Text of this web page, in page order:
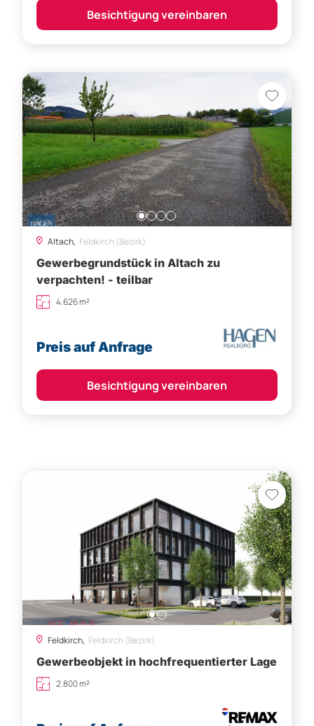
Altach,Feldkirch (Bezirk)
Gewerbegrundstück in Altach zu
4.626 m²
Besichtigung vereinbaren
Feldkirch,Feldkirch (Bezirk)
Gewerbeobjekt in hochfrequentierter Lage
2.800 m²
Preis auf Anfrage
Besichtigung vereinbaren